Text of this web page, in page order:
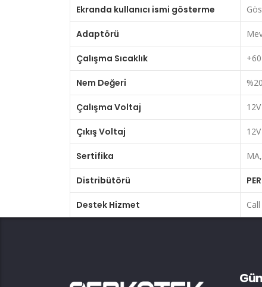
Ekranda kullanıcı ismi gösterme
Adaptörü
Çalışma Sıcaklık
Nem Değeri
Çalışma Voltaj
Çıkış Voltaj
Sertifika
Distribütörü
Destek Hizmet